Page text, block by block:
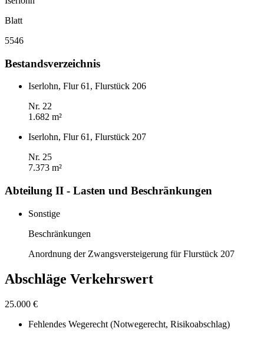
Blatt
5546
Bestandsverzeichnis
Iserlohn, Flur 61, Flurstück 206
Nr. 22
1.682 m²
Iserlohn, Flur 61, Flurstück 207
Nr. 25
7.373 m²
Abteilung II - Lasten und Beschränkungen
Sonstige
Beschränkungen
Anordnung der Zwangsversteigerung für Flurstück 207
Abschläge Verkehrswert
25.000 €
Fehlendes Wegerecht (Notwegerecht, Risikoabschlag)